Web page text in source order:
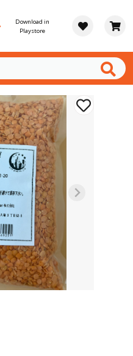
Download in
Playstore